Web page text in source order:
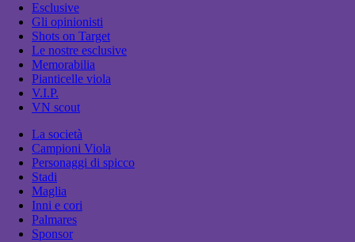
Esclusive
Gli opinionisti
Shots on Target
Le nostre esclusive
Memorabilia
Pianticelle viola
V.I.P.
VN scout
La società
Campioni Viola
Personaggi di spicco
Stadi
Maglia
Inni e cori
Palmares
Sponsor